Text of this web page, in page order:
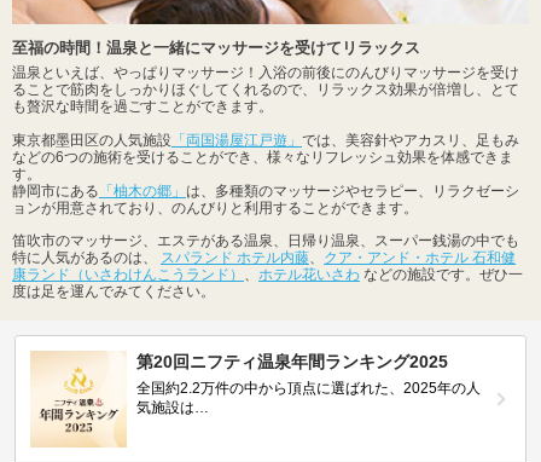
至福の時間！温泉と一緒にマッサージを受けてリラックス
温泉といえば、やっぱりマッサージ！入浴の前後にのんびりマッサージを受け
ることで筋肉をしっかりほぐしてくれるので、リラックス効果が倍増し、とて
も贅沢な時間を過ごすことができます。
東京都墨田区の人気施設 「両国湯屋江戸遊」 では、美容針やアカスリ、足もみ
などの6つの施術を受けることができ、様々なリフレッシュ効果を体感できま
す。
静岡市にある 「柚木の郷」 は、多種類のマッサージやセラピー、リラクゼーシ
ョンが用意されており、のんびりと利用することができます。
笛吹市のマッサージ、エステがある温泉、日帰り温泉、スーパー銭湯の中でも
特に人気があるのは、
スパランド ホテル内藤
クア・アンド・ホテル 石和健
康ランド（いさわけんこうランド）
ホテル花いさわ などの施設です。ぜひ一
度は足を運んでみてください。
第20回ニフティ温泉年間ランキング2025
全国約2.2万件の中から頂点に選ばれた、2025年の人
気施設は…